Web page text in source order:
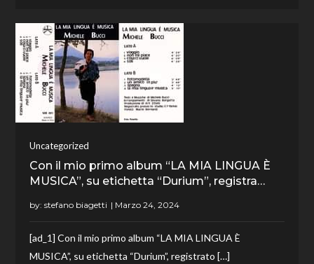
Uncategorized
Con il mio primo album “LA MIA LINGUA È
MUSICA”, su etichetta “Durium”, registra…
by:stefano biagetti
[ad_1] Con il mio primo album “LA MIA LINGUA È
MUSICA”, su etichetta “Durium”, registrato […]